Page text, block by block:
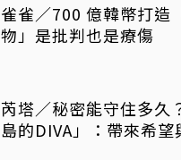
雀雀／700 億韓幣打造
物」是批判也是療傷
芮塔／秘密能守住多久
島的DIVA」：帶來希望